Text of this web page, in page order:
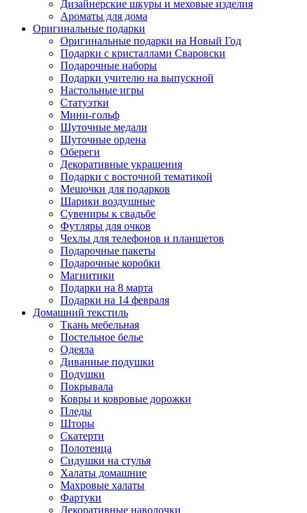
Дизайнерские шкуры и меховые изделия
Ароматы для дома
Оригинальные подарки
Оригинальные подарки на Новый Год
Подарки с кристаллами Сваровски
Подарочные наборы
Подарки учителю на выпускной
Настольные игры
Статуэтки
Мини-гольф
Шуточные медали
Шуточные ордена
Обереги
Декоративные украшения
Подарки с восточной тематикой
Мешочки для подарков
Шарики воздушные
Сувениры к свадьбе
Футляры для очков
Чехлы для телефонов и планшетов
Подарочные пакеты
Подарочные коробки
Магнитики
Подарки на 8 марта
Подарки на 14 февраля
Домашний текстиль
Ткань мебельная
Постельное белье
Одеяла
Диванные подушки
Подушки
Покрывала
Ковры и ковровые дорожки
Пледы
Шторы
Скатерти
Полотенца
Сидушки на стулья
Халаты домашние
Махровые халаты
Фартуки
Декоративные наволочки